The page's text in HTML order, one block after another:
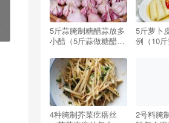
5斤蒜腌制糖醋蒜放多
小醋（5斤蒜做糖醋蒜,
5斤萝卜
例（10
4种腌制芥菜疙瘩丝
2号料腌